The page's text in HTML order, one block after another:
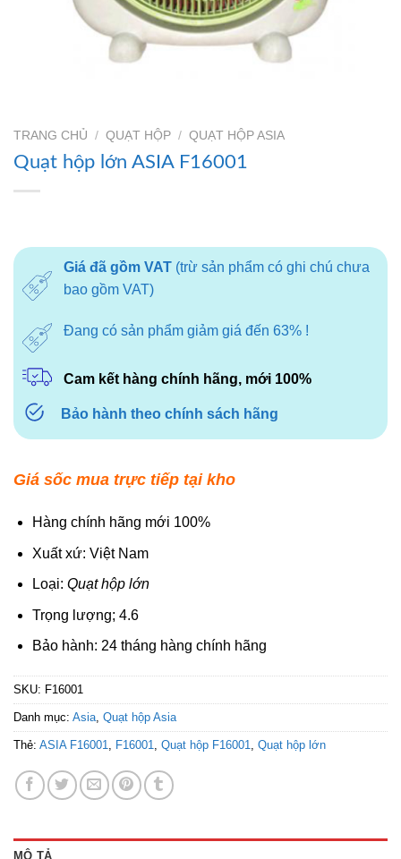
TRANG CHỦ / QUẠT HỘP / QUẠT HỘP ASIA
Quạt hộp lớn ASIA F16001
Giá đã gồm VAT(trừ sản phẩm có ghi chú chưa
bao gồm VAT)
Đang có sản phẩm giảm giá đến 63% !
Cam kết hàng chính hãng, mới 100%
Bảo hành theo chính sách hãng
Giá sốc mua trực tiếp tại kho
Hàng chính hãng mới 100%
Xuất xứ: Việt Nam
Loại: Quạt hộp lớn
Trọng lượng; 4.6
Bảo hành: 24 tháng hàng chính hãng
SKU: F16001
Danh mục: Asia, Quạt hộp Asia
Thẻ: ASIA F16001, F16001, Quạt hộp F16001, Quạt hộp lớn
MÔ TẢ